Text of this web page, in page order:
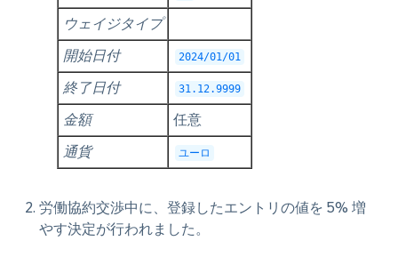
ウェイジタイプ
開始日付 2024/01/01
終了日付 31.12.9999
金額 任意
通貨 ユーロ
労働協約交渉中に、登録したエントリの値を 5% 増
やす決定が行われました。